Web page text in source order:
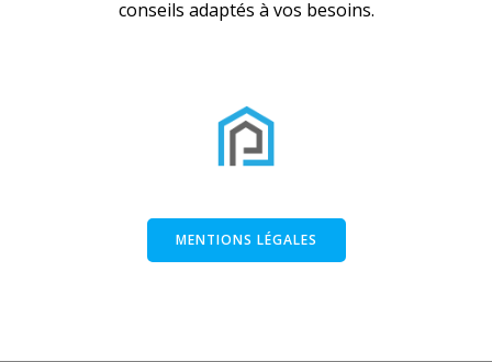
conseils adaptés à vos besoins.
MENTIONS LÉGALES